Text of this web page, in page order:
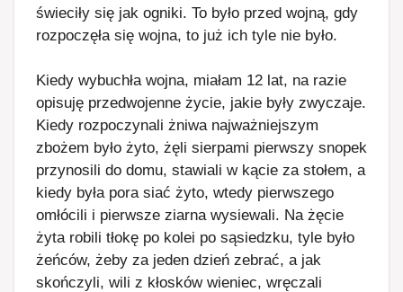
świeciły się jak ogniki. To było przed wojną, gdy
rozpoczęła się wojna, to już ich tyle nie było.
Kiedy wybuchła wojna, miałam 12 lat, na razie
opisuję przedwojenne życie, jakie były zwyczaje.
Kiedy rozpoczynali żniwa najważniejszym
zbożem było żyto, żęli sierpami pierwszy snopek
przynosili do domu, stawiali w kącie za stołem, a
kiedy była pora siać żyto, wtedy pierwszego
omłócili i pierwsze ziarna wysiewali. Na żęcie
żyta robili tłokę po kolei po sąsiedzku, tyle było
żeńców, żeby za jeden dzień zebrać, a jak
skończyli, wili z kłosków wieniec, wręczali